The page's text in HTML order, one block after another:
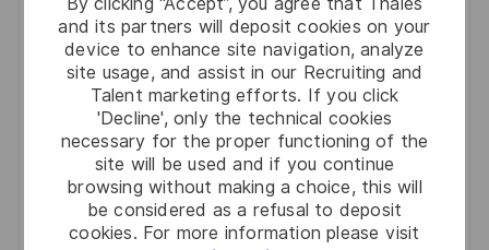
and its partners will deposit cookies on your
device to enhance site navigation, analyze
site usage, and assist in our Recruiting and
Talent marketing efforts. If you click
'Decline', only the technical cookies
necessary for the proper functioning of the
site will be used and if you continue
browsing without making a choice, this will
be considered as a refusal to deposit
cookies. For more information please visit
Get notified for similar jobs
You'll receive updates once a week
Email
address
(Required)
Required
Review and agree to the terms of processing
personal information